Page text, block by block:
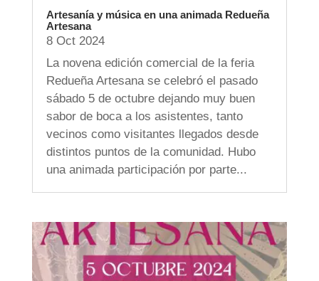
Artesanía y música en una animada Redueña
Artesana
8 Oct 2024
La novena edición comercial de la feria
Redueña Artesana se celebró el pasado
sábado 5 de octubre dejando muy buen
sabor de boca a los asistentes, tanto
vecinos como visitantes llegados desde
distintos puntos de la comunidad. Hubo
una animada participación por parte...